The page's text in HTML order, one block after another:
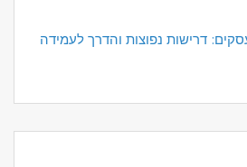
דרישות נפוצות והדרך לעמידה